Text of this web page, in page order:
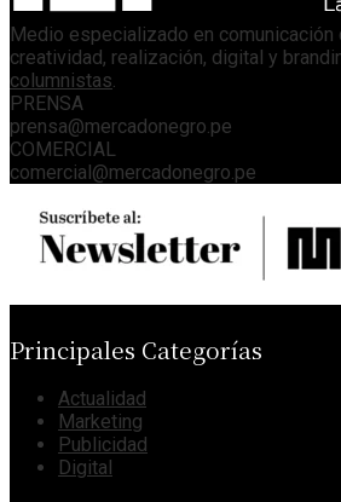
Medio especializado en comunicación
creatividad, realización, digital y
columnistas
PRENSA
prensa@mercadonegro.pe
COMERCIAL
comercial@mercadonegro.pe
Principales Categorías
Actualidad
Marketing
Publicidad
Digital